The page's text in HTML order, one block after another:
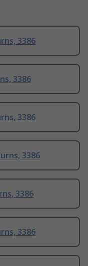
3386
3386
3386
3386
3386
3386